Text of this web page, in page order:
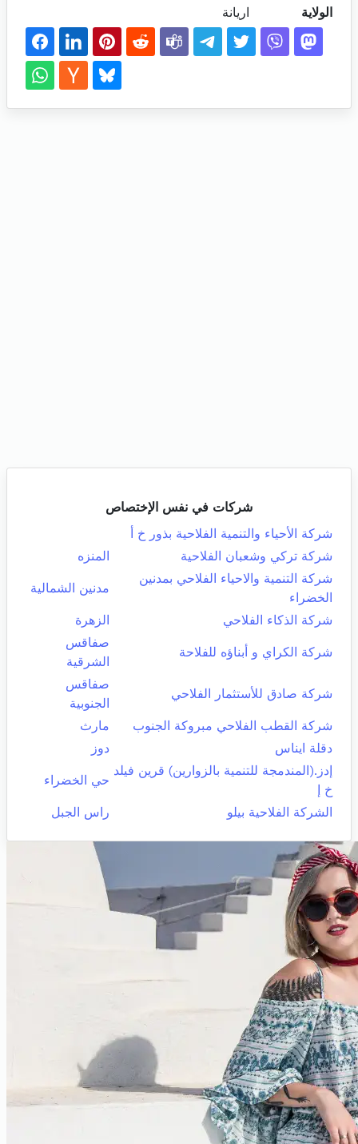
الولاية
اريانة
شركات في نفس الإختصاص
شركة الأحياء والتنمية الفلاحية بذور خ أ
شركة تركي وشعبان الفلاحية
المنزه
شركة التنمية والاحياء الفلاحي بمدنين
الخضراء
مدنين الشمالية
شركة الذكاء الفلاحي الزهرة
شركة الكراي و أبناؤه للفلاحة
صفاقس
الشرقية
شركة صادق للأستثمار الفلاحي
صفاقس
الجنوبية
شركة القطب الفلاحي مبروكة الجنوب
مارث
دقلة ايناس
دوز
إدز.(المندمجة للتنمية بالزوارين) قرين فيلد
خ إ
حي الخضراء
الشركة الفلاحية بيلو راس الجبل